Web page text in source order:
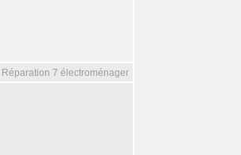
7 électroménager